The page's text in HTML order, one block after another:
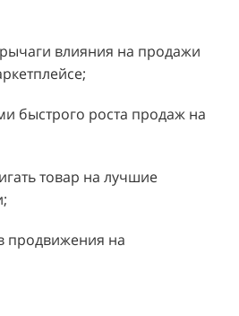
рычаги влияния на продажи
быстрого роста продаж на
товар на лучшие
продвижения на